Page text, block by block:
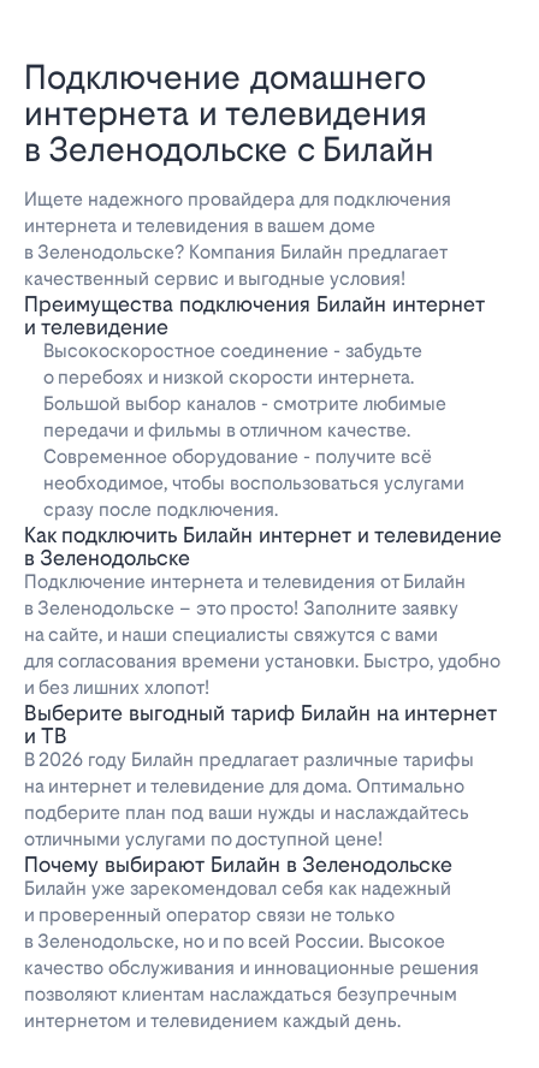
Подключение домашнего
интернета и телевидения
в Зеленодольске с Билайн
Ищете надежного провайдера для подключения
интернета и телевидения в вашем доме
в Зеленодольске? Компания Билайн предлагает
качественный сервис и выгодные условия!
Преимущества подключения Билайн интернет
и телевидение
Высокоскоростное соединение - забудьте
о перебоях и низкой скорости интернета.
Большой выбор каналов - смотрите любимые
передачи и фильмы в отличном качестве.
Современное оборудование - получите всё
необходимое, чтобы воспользоваться услугами
сразу после подключения.
Как подключить Билайн интернет и телевидение
в Зеленодольске
Подключение интернета и телевидения от Билайн
в Зеленодольске – это просто! Заполните заявку
на сайте, и наши специалисты свяжутся с вами
для согласования времени установки. Быстро, удобно
и без лишних хлопот!
Выберите выгодный тариф Билайн на интернет
и ТВ
В 2026 году Билайн предлагает различные тарифы
на интернет и телевидение для дома. Оптимально
подберите план под ваши нужды и наслаждайтесь
отличными услугами по доступной цене!
Почему выбирают Билайн в Зеленодольске
Билайн уже зарекомендовал себя как надежный
и проверенный оператор связи не только
в Зеленодольске, но и по всей России. Высокое
качество обслуживания и инновационные решения
позволяют клиентам наслаждаться безупречным
интернетом и телевидением каждый день.